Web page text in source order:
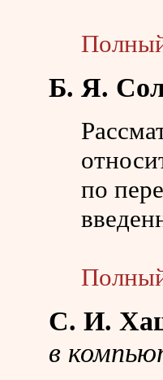
Б. Я.
по
С. И.
в